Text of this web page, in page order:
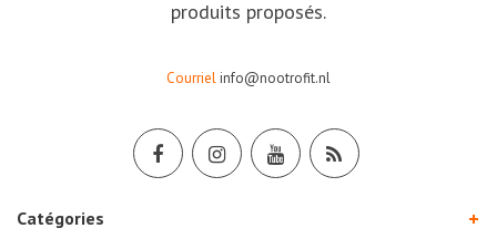
produits proposés.
Courrielinfo@nootrofit.nl
Catégories